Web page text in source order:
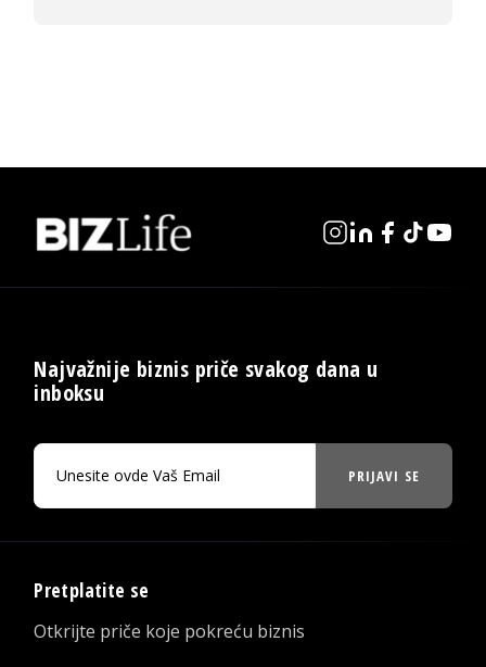
Najvažnije biznis priče svakog dana u
inboksu
PRIJAVI SE
Pretplatite se
Otkrijte priče koje pokreću biznis